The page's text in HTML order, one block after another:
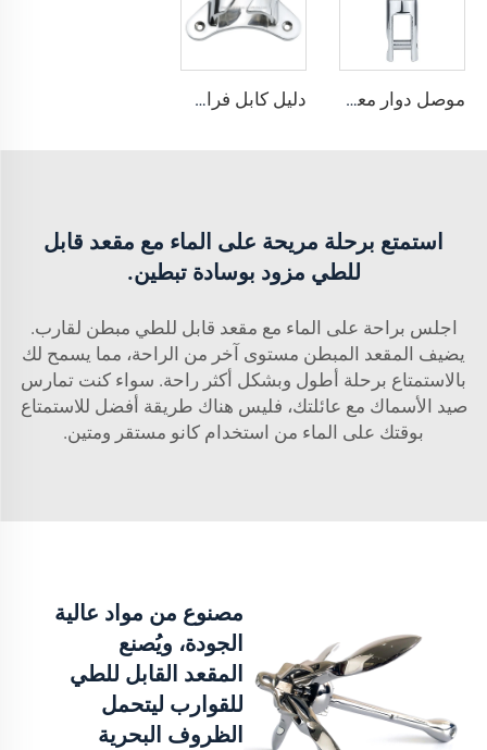
موصل دوار معدني من الفولاذ المقاوم للصدأ AISI316 مكوّن من جزأين دليل كابل فراشة مائل من الفولاذ المقاوم للصدأ AISI316
استمتع برحلة مريحة على الماء مع مقعد قابل
للطي مزود بوسادة تبطين.
اجلس براحة على الماء مع مقعد قابل للطي مبطن لقارب.
يضيف المقعد المبطن مستوى آخر من الراحة، مما يسمح لك
بالاستمتاع برحلة أطول وبشكل أكثر راحة. سواء كنت تمارس
صيد الأسماك مع عائلتك، فليس هناك طريقة أفضل للاستمتاع
بوقتك على الماء من استخدام كانو مستقر ومتين.
مصنوع من مواد عالية
الجودة، ويُصنع
المقعد القابل للطي
للقوارب ليتحمل
الظروف البحرية